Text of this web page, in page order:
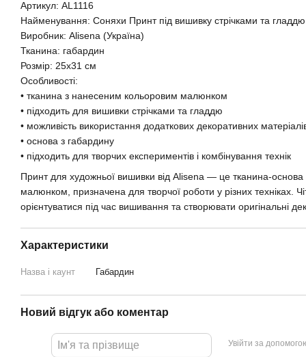
Артикул: AL1116
Найменування: Соняхи Принт під вишивку стрічками та
Виробник: Alisena (Україна)
Тканина: габардин
Розмір: 25x31 см
Особливості:
• тканина з нанесеним кольоровим малюнком
• підходить для вишивки стрічками та гладдю
• можливість використання додаткових декоративних
• основа з габардину
• підходить для творчих експериментів і комбінування технік
Принт для художньої вишивки від Alisena — це тканина-
малюнком, призначена для творчої роботи у різних техніках.
орієнтуватися під час вишивання та створювати оригінальні
Характеристики
Назва і каунт Габардин
Новий відгук або коментар
Увійти за